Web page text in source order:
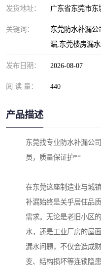
发货地址： 广东省东莞市东
关键词：
东莞防水补漏
漏,东莞楼房漏
发布日期： 2026-08-07
阅 读 量： 440
产品描述
东莞找专业防水补漏公
员，质量保证护**
在东莞这座制造业与城
补漏始终是关乎居住品
需求。无论是老旧小区
水，还是工业厂房的屋
漏水问题，不仅会造成
变、结构损坏等连锁隐